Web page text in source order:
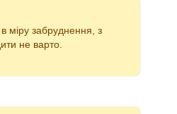
міру забруднення, з
не варто.